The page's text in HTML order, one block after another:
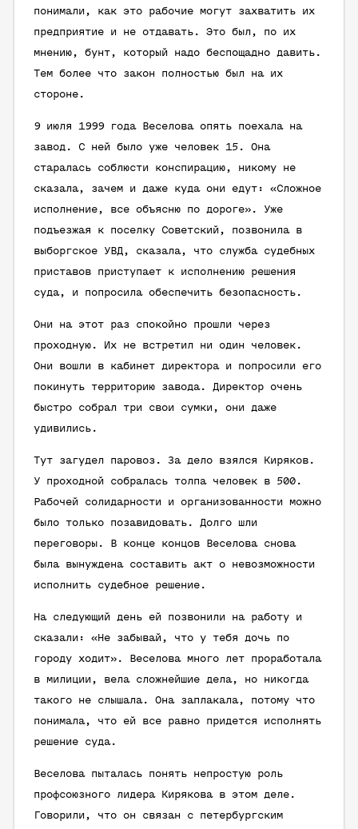
понимали, как это рабочие могут захватить их
предприятие и не отдавать. Это был, по их
мнению, бунт, который надо беспощадно давить.
Тем более что закон полностью был на их
стороне.
9 июля 1999 года Веселова опять поехала на
завод. С ней было уже человек 15. Она
старалась соблюсти конспирацию, никому не
сказала, зачем и даже куда они едут: «Сложное
исполнение, все объясню по дороге». Уже
подъезжая к поселку Советский, позвонила в
выборгское УВД, сказала, что служба судебных
приставов приступает к исполнению решения
суда, и попросила обеспечить безопасность.
Они на этот раз спокойно прошли через
проходную. Их не встретил ни один человек.
Они вошли в кабинет директора и попросили его
покинуть территорию завода. Директор очень
быстро собрал три свои сумки, они даже
удивились.
Тут загудел паровоз. За дело взялся Киряков.
У проходной собралась толпа человек в 500.
Рабочей солидарности и организованности можно
было только позавидовать. Долго шли
переговоры. В конце концов Веселова снова
была вынуждена составить акт о невозможности
исполнить судебное решение.
На следующий день ей позвонили на работу и
сказали: «Не забывай, что у тебя дочь по
городу ходит». Веселова много лет проработала
в милиции, вела сложнейшие дела, но никогда
такого не слышала. Она заплакала, потому что
понимала, что ей все равно придется исполнять
решение суда.
Веселова пыталась понять непростую роль
профсоюзного лидера Кирякова в этом деле.
Говорили, что он связан с петербургским